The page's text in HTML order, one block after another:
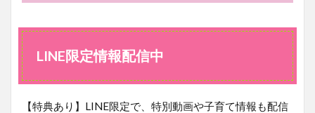
LINE限定情報配信中
【特典あり】LINE限定で、特別動画や子育て情報も配信